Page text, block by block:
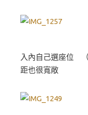
入內自己選座位
距也很寬敞